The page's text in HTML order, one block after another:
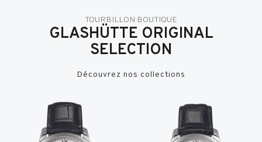
TOURBILLON BOUTIQUE
GLASHÜTTE ORIGINAL
SELECTION
Découvrez nos collections